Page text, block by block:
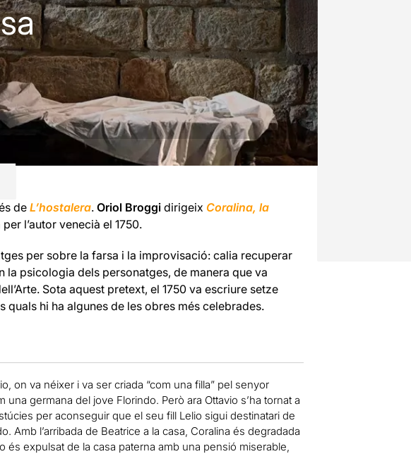
de L’hostalera. Oriol Broggidirigeix Coralina, la
l’autor venecià el 1750.
per sobre la farsa i la improvisació: calia recuperar
psicologia dels personatges, de manera que va
Sota aquest pretext, el 1750 va escriure setze
quals hi ha algunes de les obres més celebrades.
on va néixer i va ser criada “com una filla” pel senyor
germana del jove Florindo. Però ara Ottavio s’ha tornat a
per aconseguir que el seu fill Lelio sigui destinatari de
Amb l’arribada de Beatrice a la casa, Coralina és degradada
és expulsat de la casa paterna amb una pensió miserable,